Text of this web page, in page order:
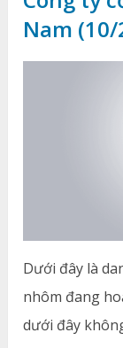
Nam (10/
Dưới đây là
nhôm đang
dưới đây